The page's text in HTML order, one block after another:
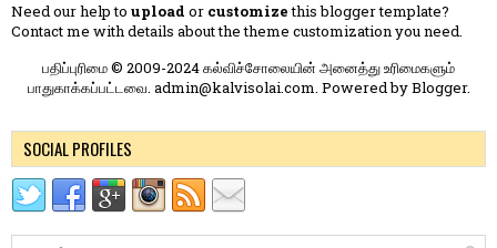
Need our help to upload or customizethis blogger template?
Contact me with details about the theme customization you need.
பதிப்புரிமை © 2009-2024 கல்விச்சோலையின் அனைத்து உரிமைகளும்
பாதுகாக்கப்பட்டவை. admin@kalvisolai.com. Powered byBlogger.
SOCIAL PROFILES